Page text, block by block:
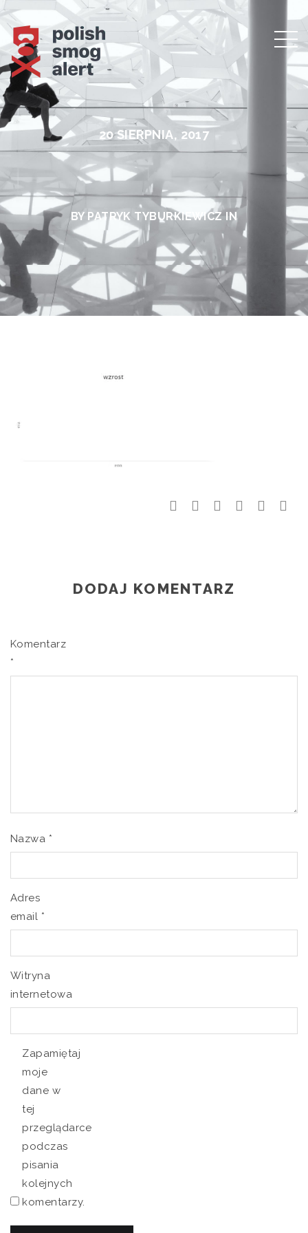
20 SIERPNIA, 2017
BY PATRYK TYBURKIEWICZ IN
DODAJ KOMENTARZ
Komentarz
*
Nazwa *
Adres
email *
Witryna
internetowa
Zapamiętaj
moje
dane w
tej
przeglądarce
podczas
pisania
kolejnych
komentarzy.